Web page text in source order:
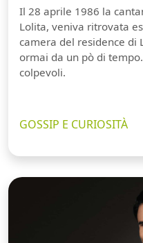
Il 28 aprile 1986 la
Lolita, veniva ritrovata
camera del residence di
ormai da un pò di
colpevoli.
GOSSIP E CURIOSITÀ